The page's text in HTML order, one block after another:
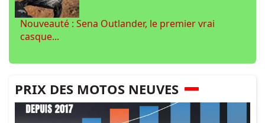
Nouveauté : Sena Outlander, le premier vrai
casque...
PRIX DES MOTOS NEUVES